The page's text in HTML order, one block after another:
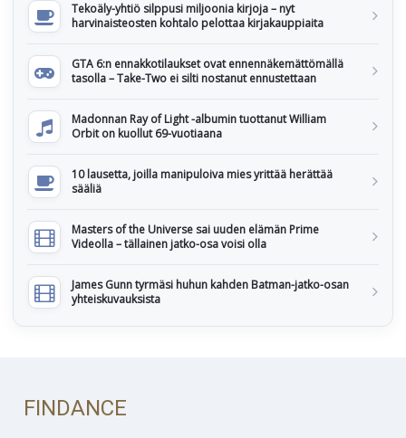
Tekoäly-yhtiö silppusi miljoonia kirjoja – nyt
harvinaisteosten kohtalo pelottaa kirjakauppiaita
GTA 6:n ennakkotilaukset ovat ennennäkemättömällä
tasolla – Take-Two ei silti nostanut ennustettaan
Madonnan Ray of Light -albumin tuottanut William
Orbit on kuollut 69-vuotiaana
10 lausetta, joilla manipuloiva mies yrittää herättää
sääliä
Masters of the Universe sai uuden elämän Prime
Videolla – tällainen jatko-osa voisi olla
James Gunn tyrmäsi huhun kahden Batman-jatko-osan
yhteiskuvauksista
FINDANCE